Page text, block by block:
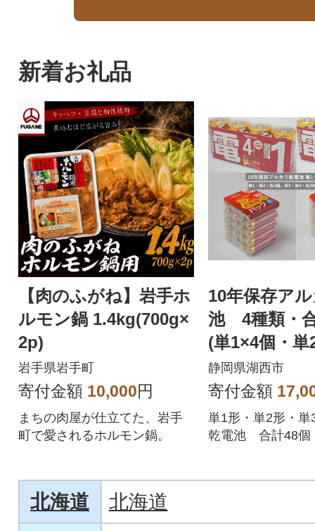
新着お礼品
【肉のふがね】岩手ホ
ルモン鍋 1.4kg(700g×
2p)
岩手県岩手町
寄付金額 10,000円
まちの肉屋が仕立てた、岩手
町で愛されるホルモン鍋。
10年保存ア
池 4種類・
(単1×4個・単
単3×20個・
静岡県湖西市
寄付金額
単1形・単2形・単
乾電池 合計48個
北海道 北海道